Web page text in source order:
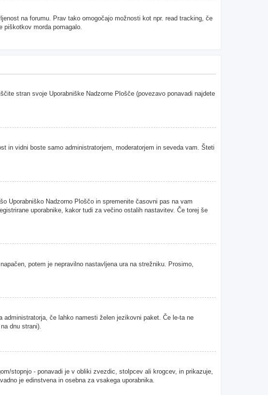
na forumu. Prav tako omogočajo možnosti kot npr. read tracking, če
morda pomagalo.
stran svoje Uporabniške Nadzorne Plošče (povezavo ponavadi najdete
in vidni boste samo administratorjem, moderatorjem in seveda vam. Šteti
Uporabniško Nadzorno Ploščo in spremenite časovni pas na vam
uporabnike, kakor tudi za večino ostalih nastavitev. Če torej še
potem je nepravilno nastavljena ura na strežniku. Prosimo,
če lahko namesti želen jezikovni paket. Če le-ta ne
dnu strani).
stopnjo - ponavadi je v obliki zvezdic, stolpcev ali krogcev, in prikazuje,
je edinstvena in osebna za vsakega uporabnika.